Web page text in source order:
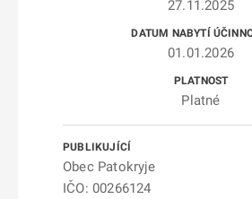
27.11.2025
01.01.2026
Platné
Obec Patokryje
IČO: 00266124